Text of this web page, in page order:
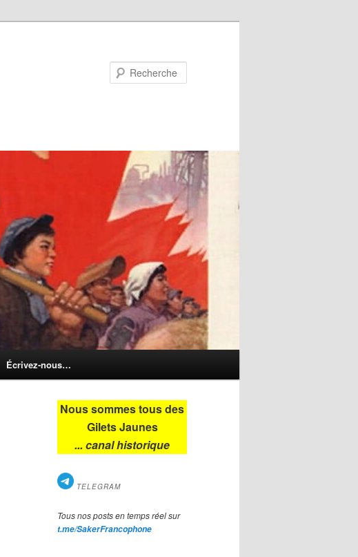
Écrivez-nous…
Nous sommes tous des
Gilets Jaunes
... canal historique
TELEGRAM
Tous nos posts en temps réel sur
t.me/SakerFrancophone